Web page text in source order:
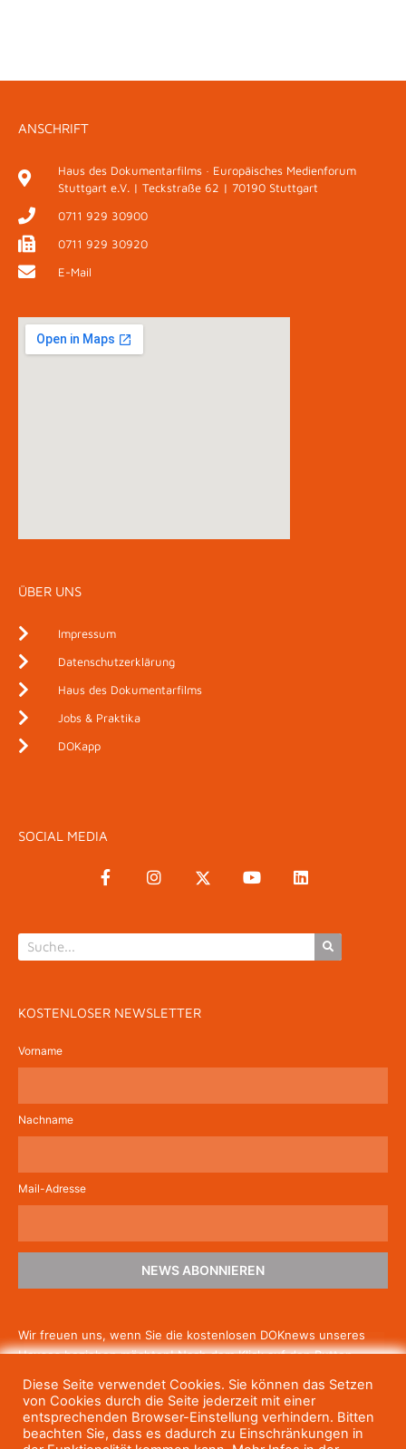
ANSCHRIFT
Haus des Dokumentarfilms · Europäisches Medienforum
Stuttgart e.V. | Teckstraße 62 | 70190 Stuttgart
0711 929 30900
0711 929 30920
E-Mail
ÜBER UNS
Impressum
Datenschutzerklärung
Haus des Dokumentarfilms
Jobs & Praktika
DOKapp
SOCIAL MEDIA
KOSTENLOSER NEWSLETTER
Vorname
Nachname
Mail-Adresse
NEWS ABONNIEREN
Wir freuen uns, wenn Sie die kostenlosen DOKnews unseres
Hauses beziehen möchten! Nach dem Klick auf den Button
um die Newsletter-Anmeldung abzuschließen. Wenn Sie unsere
Gratis-News irgendwann nicht mehr erhalten wollen, können
Siesich jederzeit einfach wieder abmelden.
Diese Seite verwendet Cookies. Sie können das Setzen
von Cookies durch die Seite jederzeit mit einer
entsprechenden Browser-Einstellung verhindern. Bitten
beachten Sie, dass es dadurch zu Einschränkungen in